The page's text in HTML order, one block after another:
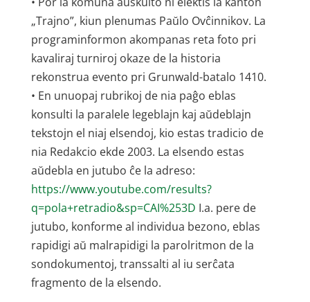
„Trajno”, kiun plenumas Paŭlo Ovĉinnikov. La
programinformon akompanas reta foto pri
kavaliraj turniroj okaze de la historia
rekonstrua evento pri Grunwald-batalo 1410.
• En unuopaj rubrikoj de nia paĝo eblas
konsulti la paralele legeblajn kaj aŭdeblajn
tekstojn el niaj elsendoj, kio estas tradicio de
nia Redakcio ekde 2003. La elsendo estas
aŭdebla en jutubo ĉe la adreso:
https://www.youtube.com/results?
q=pola+retradio&sp=CAI%253D I.a. pere de
jutubo, konforme al individua bezono, eblas
rapidigi aŭ malrapidigi la parolritmon de la
sondokumentoj, transsalti al iu serĉata
fragmento de la elsendo.